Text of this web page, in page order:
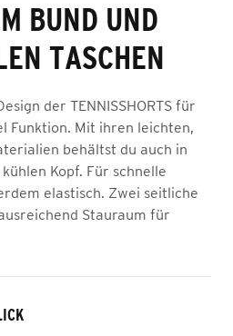
BUND UND
TASCHEN
der TENNISSHORTS für
Funktion. Mit ihren leichten,
behältst du auch in
Kopf. Für schnelle
elastisch. Zwei seitliche
Stauraum für